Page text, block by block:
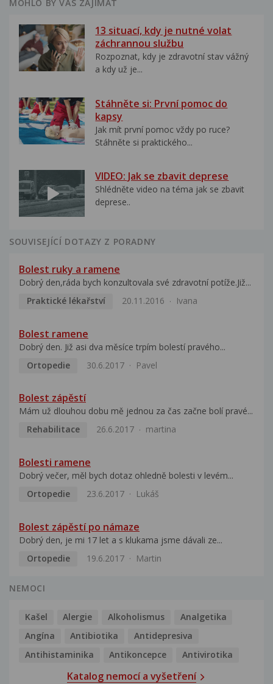
MOHLO BY VÁS ZAJÍMAT
13 situací, kdy je nutné volat
záchrannou službu
Rozpoznat, kdy je zdravotní stav vážný
a kdy už je...
Stáhněte si: První pomoc do
kapsy
Jak mít první pomoc vždy po ruce?
Stáhněte si praktického...
VIDEO: Jak se zbavit deprese
Shlédněte video na téma jak se zbavit
deprese..
SOUVISEJÍCÍ DOTAZY Z PORADNY
Bolest ruky a ramene
Dobrý den,ráda bych konzultovala své zdravotní potíže.Již...
Praktické lékařství
20.11.2016 Ivana
Bolest ramene
Dobrý den. Již asi dva měsíce trpím bolestí pravého...
Ortopedie
30.6.2017 Pavel
Bolest zápěstí
Mám už dlouhou dobu mě jednou za čas začne bolí pravé...
Rehabilitace
26.6.2017 martina
Bolesti ramene
Dobrý večer, měl bych dotaz ohledně bolesti v levém...
Ortopedie
23.6.2017 Lukáš
Bolest zápěstí po námaze
Dobrý den, je mi 17 let a s klukama jsme dávali ze...
Ortopedie
19.6.2017 Martin
NEMOCI
Kašel Alergie Alkoholismus
Analgetika
Angína
Antibiotika
Antidepresiva
Antihistaminika
Antikoncepce Antivirotika
Katalog nemocí a vyšetření